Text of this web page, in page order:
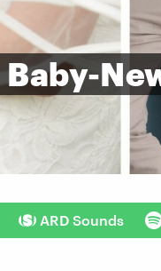
Baby-
ARD Sounds